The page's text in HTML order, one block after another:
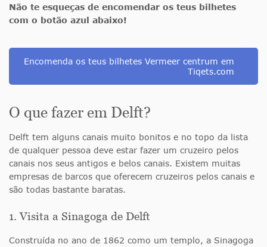
Não te esqueças de encomendar os teus bilhetes
com o botão azul abaixo!
Encomenda os teus bilhetes Vermeer centrum em
Tiqets.com
O que fazer em Delft?
Delft tem alguns canais muito bonitos e no topo da lista
de qualquer pessoa deve estar fazer um cruzeiro pelos
canais nos seus antigos e belos canais. Existem muitas
empresas de barcos que oferecem cruzeiros pelos canais e
são todas bastante baratas.
1. Visita a Sinagoga de Delft
Construída no ano de 1862 como um templo, a Sinagoga